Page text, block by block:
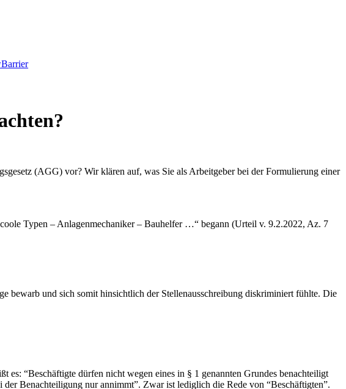
(AGG) vor? Wir klären auf, was Sie als Arbeitgeber bei der Formulierung einer
Typen – Anlagenmechaniker – Bauhelfer …“ begann (Urteil v. 9.2.2022, Az. 7
bewarb und sich somit hinsichtlich der Stellenausschreibung diskriminiert fühlte. Die
“Beschäftigte dürfen nicht wegen eines in § 1 genannten Grundes benachteiligt
Benachteiligung nur annimmt”. Zwar ist lediglich die Rede von “Beschäftigten”.